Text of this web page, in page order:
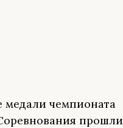
медали чемпионата
прошли